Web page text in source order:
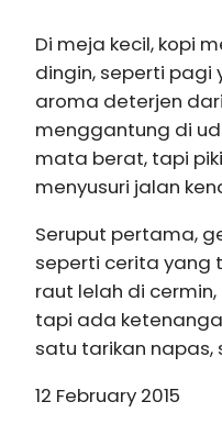
Di meja kecil, kopi
dingin, seperti pagi
aroma deterjen
menggantung di
mata berat, tapi
menyusuri jalan
Seruput pertama,
seperti cerita yang
raut lelah di
tapi ada
satu tarikan napas,
12 February 2015